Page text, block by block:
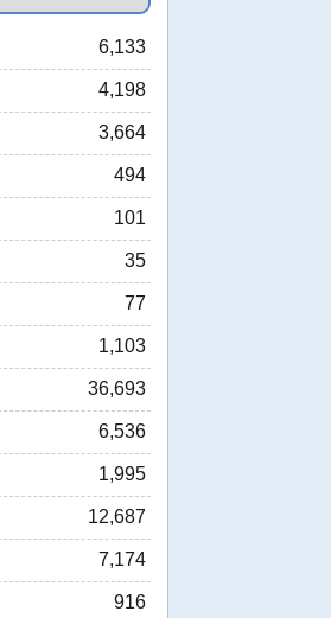
6,133
4,198
3,664
494
101
35
77
1,103
36,693
6,536
1,995
12,687
7,174
916